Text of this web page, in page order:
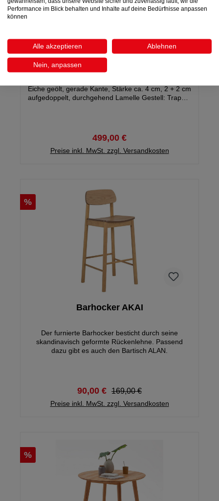
Esstisch EMILIO
Eiche geölt, gerade Kante, Stärke ca. 4 cm, 2 + 2 cm
aufgedoppelt, durchgehend Lamelle Gestell: Trapez-
499,00 €
Preise inkl. MwSt. zzgl. Versandkosten
%
Barhocker AKAI
Der furnierte Barhocker besticht durch seine
skandinavisch geformte Rückenlehne. Passend
dazu gibt es auch den Bartisch ALAN.
90,00 € 169,00 €
Preise inkl. MwSt. zzgl. Versandkosten
%
Performance im Blick behalten und Inhalte auf deine Bedürfnisse anpassen
können
Alle akzeptieren Ablehnen
Nein, anpassen